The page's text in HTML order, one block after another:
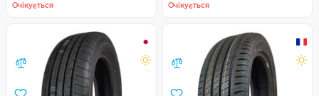
Очікується Очікується